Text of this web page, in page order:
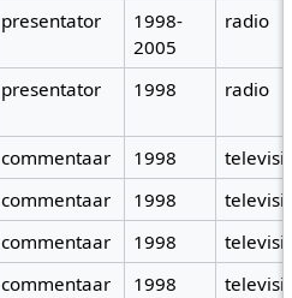
presentator
1998-
2005
radio
presentator 1998 radio
commentaar 1998
commentaar 1998
commentaar 1998
commentaar 1998